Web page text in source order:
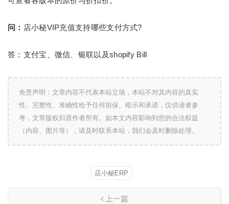
问： 店小秘VIP充值支持哪些支付方式?
答：支付宝、微信、银联以及shopify Bill
免责声明：文章内容不代表本站立场，本站不对其内容的真实
性、完整性、准确性给予任何担保、暗示和承诺，仅供读者参
考，文章版权归原作者所有。如本文内容影响到您的合法权益
（内容、图片等），请及时联系本站，我们会及时删除处理。
店小秘ERP
上一篇